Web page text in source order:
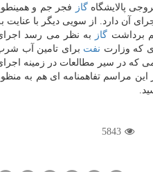
پالایشگاهگاز
فجر جم و
آن دارد. از سویی دیگر با عنایت
برداشت گاز
به نظر می رسد
كه وزارت نفت برای تامین آب
كه در سیر مطالعات در زمینه
این مراسم تفاهمنامه ای هم به
5843